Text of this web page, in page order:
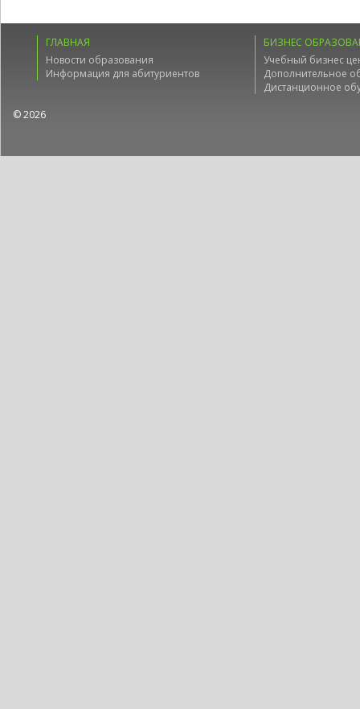
ГЛАВНАЯ
Новости образования
Информация для абитуриентов
БИЗНЕС
Учебный бизнес
Дополнительное
Дистанционное
© 2026